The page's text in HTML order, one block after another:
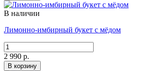
В наличии
Лимонно-имбирный букет с мёдом
2 990 р.
В корзину